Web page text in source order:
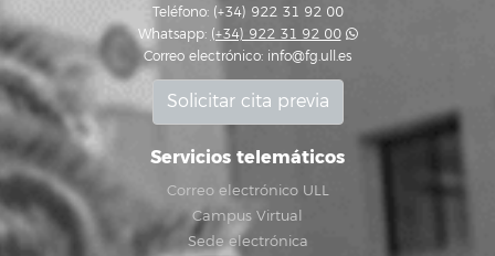
Teléfono: (+34) 922 31 92 00
Whatsapp: (+34) 922 31 92 00
Correo electrónico: info@fg.ull.es
Solicitar cita previa
Servicios telemáticos
Correo electrónico ULL
Campus Virtual
Sede electrónica